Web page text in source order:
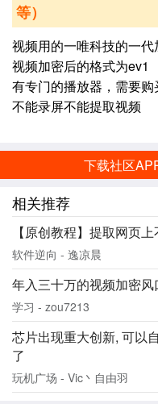
等）
视频用的一唯科技的一代
视频加密后的格式为ev1
有专门的播放器，需要购
不能录屏不能提取视频
下载社区
相关推荐
【原创教程】提取网页
软件逆向 - 逸凉晨
年入三十万的视频加密风
学习 - zou7213
芯片出现重大创新, 可以
了
玩机广场 - Vic丶自由羽